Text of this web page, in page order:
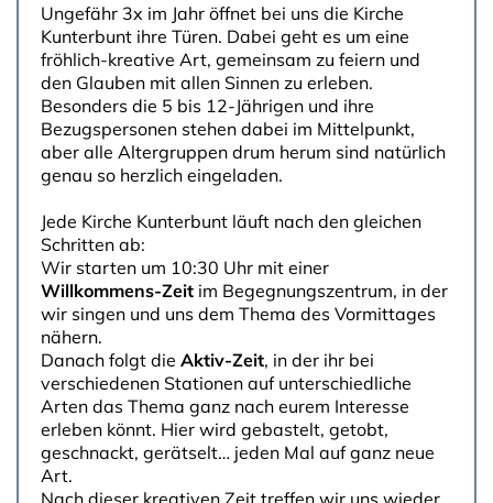
Ungefähr 3x im Jahr öffnet bei uns die Kirche
Kunterbunt ihre Türen. Dabei geht es um eine
fröhlich-kreative Art, gemeinsam zu feiern und
den Glauben mit allen Sinnen zu erleben.
Besonders die 5 bis 12-Jährigen und ihre
Bezugspersonen stehen dabei im Mittelpunkt,
aber alle Altergruppen drum herum sind natürlich
genau so herzlich eingeladen.
Jede Kirche Kunterbunt läuft nach den gleichen
Schritten ab:
Wir starten um 10:30 Uhr mit einer
Willkommens-Zeit im Begegnungszentrum, in der
wir singen und uns dem Thema des Vormittages
nähern.
Danach folgt die Aktiv-Zeit, in der ihr bei
verschiedenen Stationen auf unterschiedliche
Arten das Thema ganz nach eurem Interesse
erleben könnt. Hier wird gebastelt, getobt,
geschnackt, gerätselt… jeden Mal auf ganz neue
Art.
Nach dieser kreativen Zeit treffen wir uns wieder